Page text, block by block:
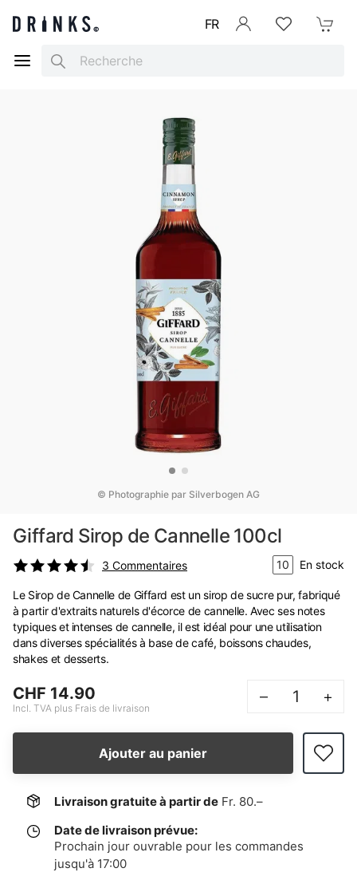
FR
Search
© Photographie par Silverbogen AG
Giffard Sirop de Cannelle 100cl
3 Commentaires 10 En stock
Le Sirop de Cannelle de Giffard est un sirop de sucre pur, fabriqué
à partir d'extraits naturels d'écorce de cannelle. Avec ses notes
typiques et intenses de cannelle, il est idéal pour une utilisation
dans diverses spécialités à base de café, boissons chaudes,
shakes et desserts.
CHF 14.90
Incl. TVA plus Frais de livraison
– +
Ajouter au panier
Livraison gratuite à partir de Fr. 80.–
Date de livraison prévue:
Prochain jour ouvrable pour les commandes
jusqu'à 17:00